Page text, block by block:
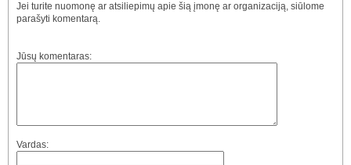
Jei turite nuomonę ar atsiliepimų apie šią įmonę ar organizaciją, siūlome
parašyti komentarą.
Jūsų komentaras:
Vardas: